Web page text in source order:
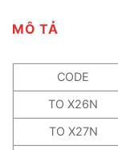
MÔ TẢ
CODE
TO X26N
TO X27N